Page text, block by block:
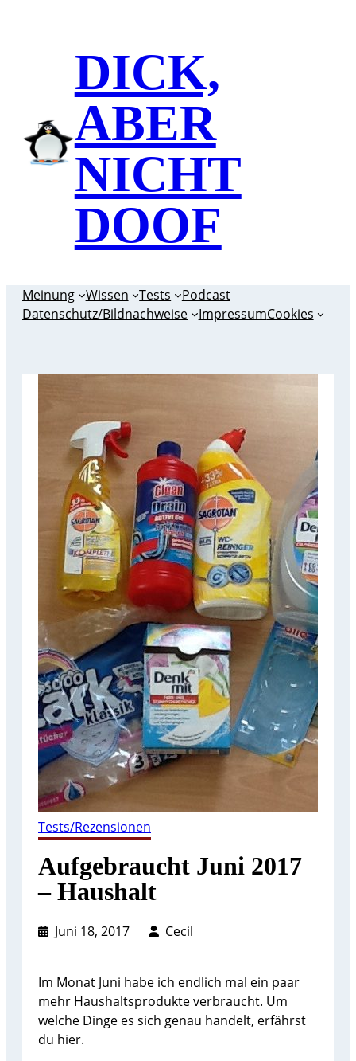
DICK,
ABER
NICHT
DOOF
Meinung Wissen Tests
Podcast
Datenschutz/Bildnachweise
ImpressumCookies
Tests/Rezensionen
Aufgebraucht Juni 2017
– Haushalt
Juni 18, 2017 Cecil
Im Monat Juni habe ich endlich mal ein paar
mehr Haushaltsprodukte verbraucht. Um
welche Dinge es sich genau handelt, erfährst
du hier.